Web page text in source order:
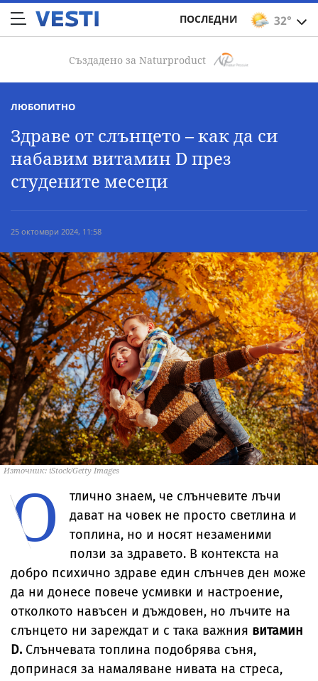
32°
ПОСЛЕДНИ
Създадено за Naturproduct
ЛЮБОПИТНО
Здраве от слънцето – как да си
набавим витамин D през
студените месеци
25 октомври 2024, 11:58
Източник: iStock/Getty Images
О
тлично знаем, че слънчевите лъчи
дават на човек не просто светлина и
топлина, но и носят незаменими
ползи за здравето. В контекста на
добро психично здраве един слънчев ден може
да ни донесе повече усмивки и настроение,
отколкото навъсен и дъждовен, но лъчите на
слънцето ни зареждат и с така важния витамин
D.Слънчевата топлина подобрява съня,
допринася за намаляване нивата на стреса,